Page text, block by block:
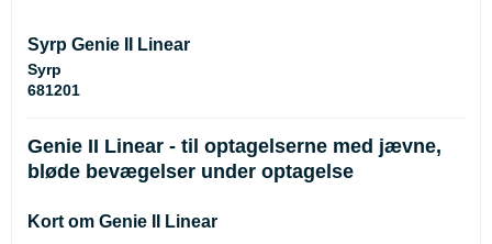
Syrp Genie II Linear
Syrp
681201
Genie II Linear - til optagelserne med jævne,
bløde bevægelser under optagelse
Kort om Genie II Linear